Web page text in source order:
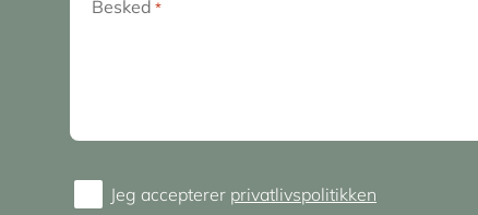
Besked *
ConsentJeg accepterer privatlivspolitikken